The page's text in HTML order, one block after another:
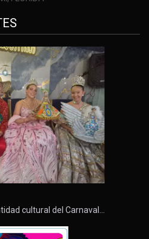
cultural del Carnaval…